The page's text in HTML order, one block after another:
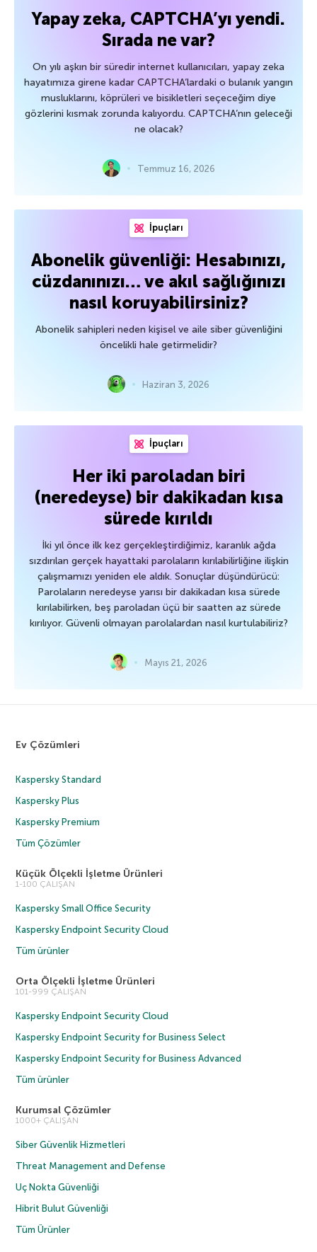
Yapay zeka, CAPTCHA’yı yendi.
Sırada ne var?
On yılı aşkın bir süredir internet kullanıcıları, yapay zeka
hayatımıza girene kadar CAPTCHA’lardaki o bulanık yangın
musluklarını, köprüleri ve bisikletleri seçeceğim diye
gözlerini kısmak zorunda kalıyordu. CAPTCHA’nın geleceği
ne olacak?
Temmuz 16, 2026
İpuçları
Abonelik güvenliği: Hesabınızı,
cüzdanınızı… ve akıl sağlığınızı
nasıl koruyabilirsiniz?
Abonelik sahipleri neden kişisel ve aile siber güvenliğini
öncelikli hale getirmelidir?
Haziran 3, 2026
İpuçları
Her iki paroladan biri
(neredeyse) bir dakikadan kısa
sürede kırıldı
İki yıl önce ilk kez gerçekleştirdiğimiz, karanlık ağda
sızdırılan gerçek hayattaki parolaların kırılabilirliğine ilişkin
çalışmamızı yeniden ele aldık. Sonuçlar düşündürücü:
Parolaların neredeyse yarısı bir dakikadan kısa sürede
kırılabilirken, beş paroladan üçü bir saatten az sürede
kırılıyor. Güvenli olmayan parolalardan nasıl kurtulabiliriz?
Mayıs 21, 2026
Ev Çözümleri
Kaspersky Standard
Kaspersky Plus
Kaspersky Premium
Tüm Çözümler
Küçük Ölçekli İşletme Ürünleri
1-100 ÇALIŞAN
Kaspersky Small Office Security
Kaspersky Endpoint Security Cloud
Tüm ürünler
Orta Ölçekli İşletme Ürünleri
101-999 ÇALIŞAN
Kaspersky Endpoint Security Cloud
Kaspersky Endpoint Security for Business Select
Kaspersky Endpoint Security for Business Advanced
Tüm ürünler
Kurumsal Çözümler
1000+ ÇALIŞAN
Siber Güvenlik Hizmetleri
Threat Management and Defense
Uç Nokta Güvenliği
Hibrit Bulut Güvenliği
Tüm Ürünler